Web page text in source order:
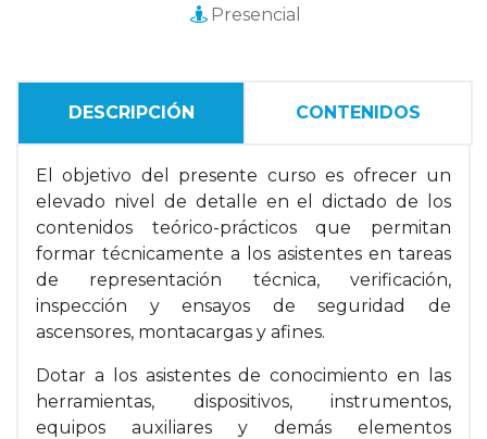
Presencial
DESCRIPCIÓN CONTENIDOS
El objetivo del presente curso es ofrecer un
elevado nivel de detalle en el dictado de los
contenidos teórico-prácticos que permitan
formar técnicamente a los asistentes en tareas
de representación técnica, verificación,
inspección y ensayos de seguridad de
ascensores, montacargas y afines.
Dotar a los asistentes de conocimiento en las
herramientas, dispositivos, instrumentos,
equipos auxiliares y demás elementos